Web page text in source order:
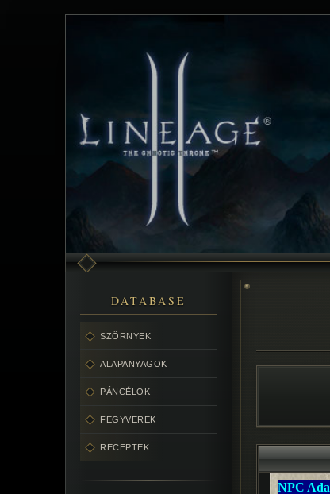
DATABASE
SZÖRNYEK
ALAPANYAGOK
PÁNCÉLOK
FEGYVEREK
RECEPTEK